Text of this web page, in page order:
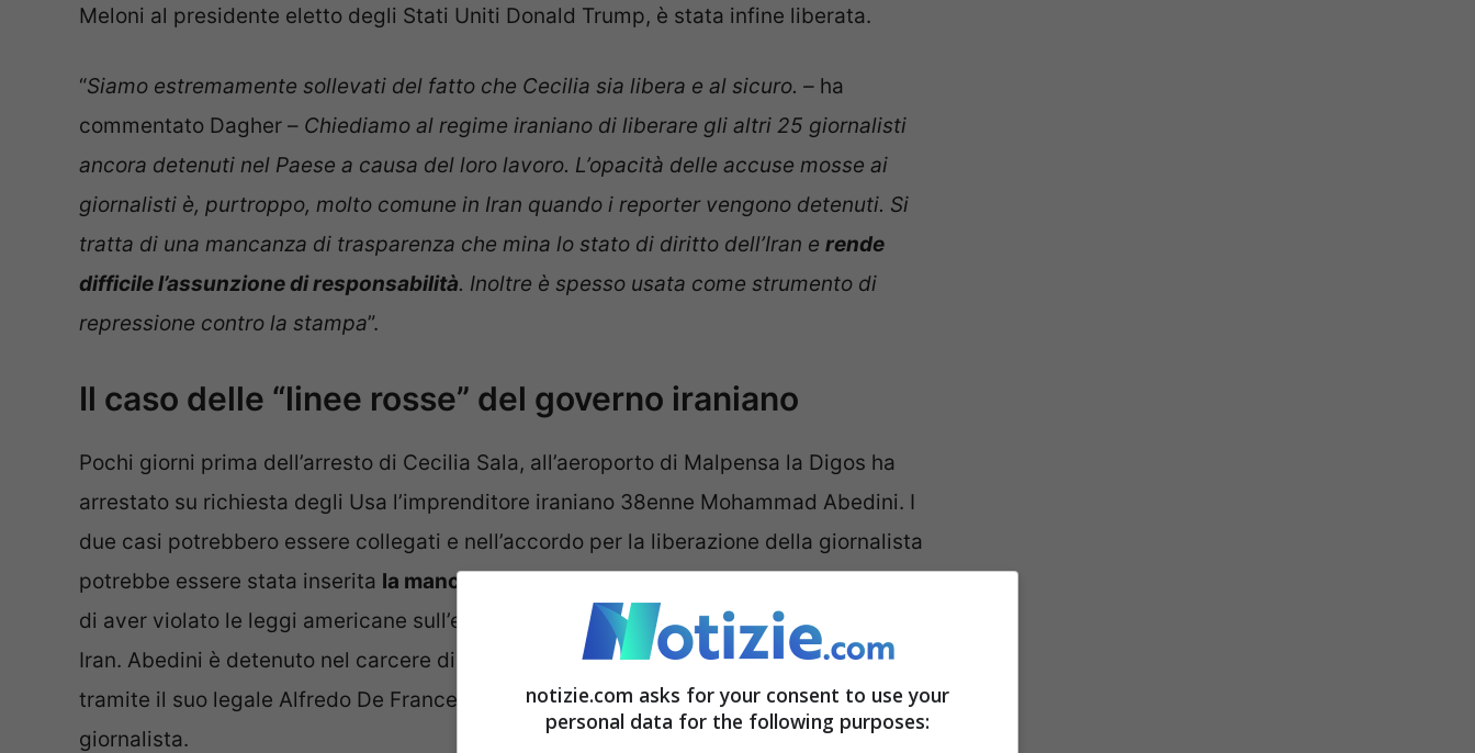
Meloni al presidente eletto degli Stati Uniti Donald Trump, è stata infine liberata.
“Siamo estremamente sollevati del fatto che Cecilia sia libera e al sicuro. – ha
commentato Dagher – Chiediamo al regime iraniano di liberare gli altri 25 giornalisti
ancora detenuti nel Paese a causa del loro lavoro. L’opacità delle accuse mosse ai
giornalisti è, purtroppo, molto comune in Iran quando i reporter vengono detenuti. Si
tratta di una mancanza di trasparenza che mina lo stato di diritto dell’Iran e rende
difficile l’assunzione di responsabilità. Inoltre è spesso usata come strumento di
repressione contro la stampa”.
Il caso delle “linee rosse” del governo iraniano
Pochi giorni prima dell’arresto di Cecilia Sala, all’aeroporto di Malpensa la Digos ha
arrestato su richiesta degli Usa l’imprenditore iraniano 38enne Mohammad Abedini. I
due casi potrebbero essere collegati e nell’accordo per la liberazione della giornalista
potrebbe essere stata inserita la mancata estradizione verso gli Usa
di aver violato le leggi americane sull’esportazione di componenti elettronici per droni in
Iran. Abedini è detenuto nel carcere di Opera. Proprio in queste ore l’imprenditore,
tramite il suo legale Alfredo De Francesco, si è detto “sollevato” per la liberazione della
giornalista.
notizie.com asks for your consent to use your
personal data for the following purposes: